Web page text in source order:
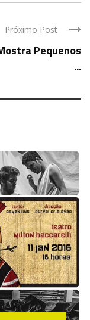
Próximo Post
Pequenos
...